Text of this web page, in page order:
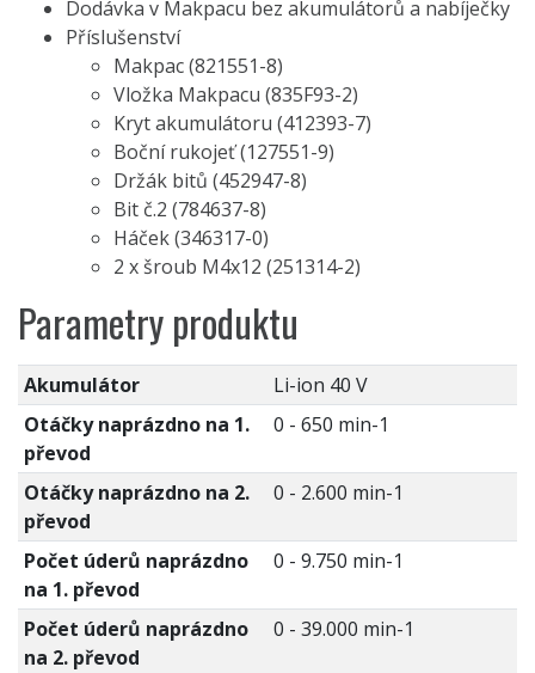
Dodávka v Makpacu bez akumulátorů a nabíječky
Příslušenství
Makpac (821551-8)
Vložka Makpacu (835F93-2)
Kryt akumulátoru (412393-7)
Boční rukojeť (127551-9)
Držák bitů (452947-8)
Bit č.2 (784637-8)
Háček (346317-0)
2 x šroub M4x12 (251314-2)
Parametry produktu
Akumulátor
Li-ion 40 V
Otáčky naprázdno na 1.
převod
0 - 650 min-1
Otáčky naprázdno na 2.
převod
0 - 2.600 min-1
Počet úderů naprázdno
na 1. převod
0 - 9.750 min-1
Počet úderů naprázdno
na 2. převod
0 - 39.000 min-1